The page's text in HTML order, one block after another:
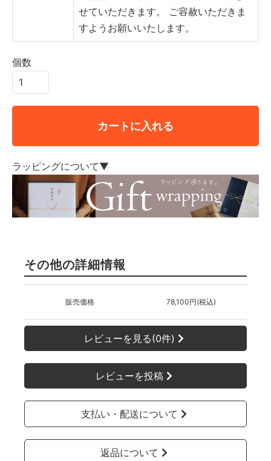
せていただきます。
ご容赦いただきま
すようお願いいたします。
個数
カートに入れる
ラッピングについて▼
その他の詳細情報
販売価格 78,100円(税込)
レビューを見る(0件)
レビューを投稿
支払い・配送について
返品について